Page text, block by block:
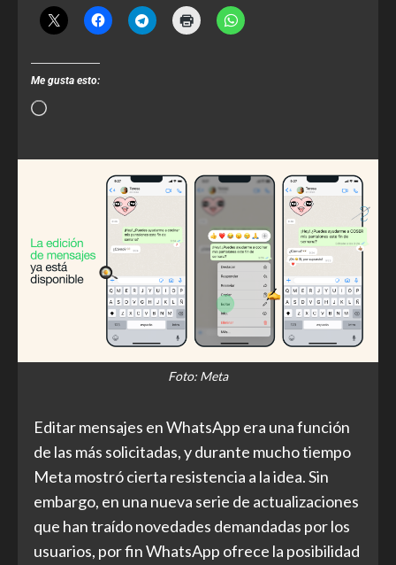
Me gusta esto:
Foto: Meta
Editar mensajes en WhatsApp era una función
de las más solicitadas, y durante mucho tiempo
Meta mostró cierta resistencia a la idea. Sin
embargo, en una nueva serie de actualizaciones
que han traído novedades demandadas por los
usuarios, por fin WhatsApp ofrece la posibilidad